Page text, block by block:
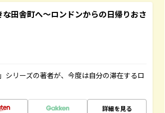
田舎町へ～ロンドンからの日帰りおさ
リーズの著者が、今度は自分の滞在するロ
詳細を見る